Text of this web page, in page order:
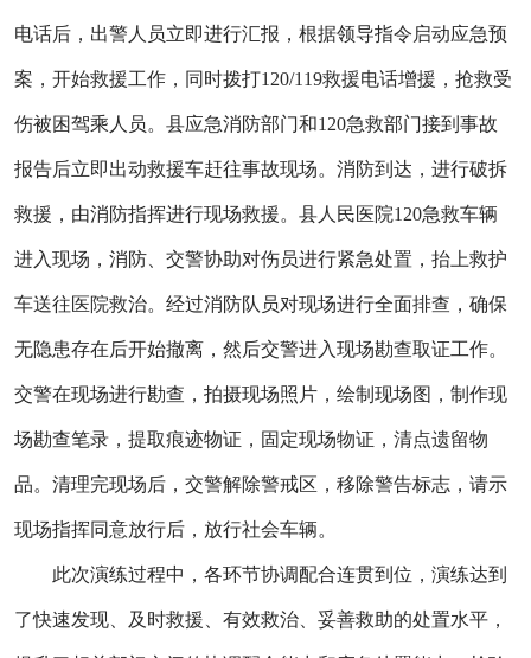
电话后，出警人员立即进行汇报，根据领导指令启动应急预
案，开始救援工作，同时拨打120/119救援电话增援，抢救受
伤被困驾乘人员。县应急消防部门和120急救部门接到事故
报告后立即出动救援车赶往事故现场。消防到达，进行破拆
救援，由消防指挥进行现场救援。县人民医院120急救车辆
进入现场，消防、交警协助对伤员进行紧急处置，抬上救护
车送往医院救治。经过消防队员对现场进行全面排查，确保
无隐患存在后开始撤离，然后交警进入现场勘查取证工作。
交警在现场进行勘查，拍摄现场照片，绘制现场图，制作现
场勘查笔录，提取痕迹物证，固定现场物证，清点遗留物
品。清理完现场后，交警解除警戒区，移除警告标志，请示
现场指挥同意放行后，放行社会车辆。
此次演练过程中，各环节协调配合连贯到位，演练达到
了快速发现、及时救援、有效救治、妥善救助的处置水平，